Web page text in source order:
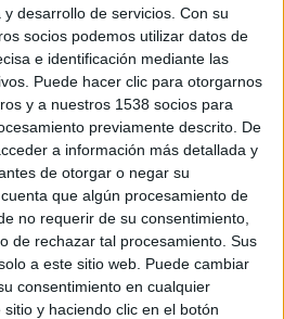
desarrollo de servicios. Con su
socios podemos utilizar datos de
e identificación mediante las
Puede hacer clic para otorgarnos
y a nuestros 1538 socios para
previamente descrito. De
a información más detallada y
de otorgar o negar su
que algún procesamiento de
no requerir de su consentimiento,
de rechazar tal procesamiento. Sus
a este sitio web. Puede cambiar
consentimiento en cualquier
y haciendo clic en el botón
totes les plantes
a pesar 300 quilos).
però, es va fer
Cabanes. Aquí, en un
hi van descobrir 180
totes de gran alçada, que
quilos. La Guàrdia Civil,
també va detenir
cura de la plantació.